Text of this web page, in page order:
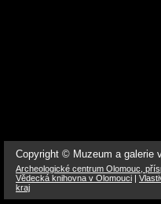
Copyright © Muzeum a galerie
Archeologické centrum Olomouc,
Vědecká knihovna v Olomouci |
kraj